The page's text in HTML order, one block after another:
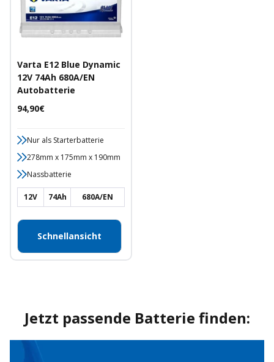
Varta E12 Blue Dynamic
12V 74Ah 680A/EN
Autobatterie
Angebotspreis
94,90€
Nur als Starterbatterie
278mm x 175mm x 190mm
Nassbatterie
12V 74Ah 680A/EN
Schnellansicht
Jetzt passende Batterie finden: